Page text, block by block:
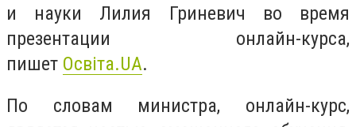
и науки Лилия Гриневич во время
презентации онлайн-курса,
пишет Освіта.UA.
По словам министра, онлайн-курс,